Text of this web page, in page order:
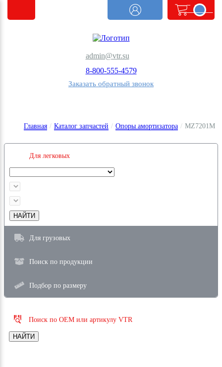
admin@vtr.su
8-800-555-4579
Заказать обратный звонок
order.count
|| 0 @>
Главная / Каталог запчастей / Опоры амортизатора / MZ7201M
Для легковых
НАЙТИ
Для грузовых
Поиск по продукции
Подбор по размеру
Поиск по OEM или артикулу VTR
НАЙТИ